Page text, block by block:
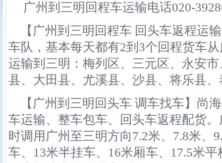
广州到三明回程车运输电话020-
【广州到三明回程车 回头车返程运
车队，基本每天都有2到3个回程货车
运输到三明：梅列区、三元区、永安
县、大田县、尤溪县、沙县、将乐县
【广州到三明回头车 调车找车】尚
车运输、整车包车、回头车返程配货
时调用广州至三明方向7.2米、7.8米、
车、13米半挂车、16米厢车、17.5米